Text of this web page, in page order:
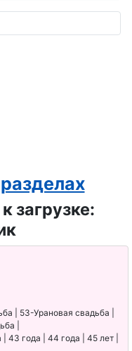
загрузке:
| 53-Урановая свадьба |
|
43 года | 44 года | 45 лет |